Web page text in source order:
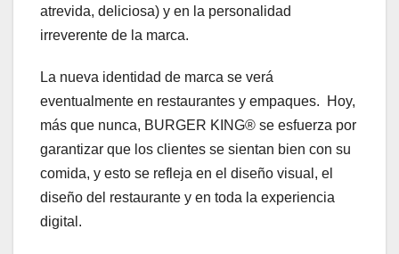
atrevida, deliciosa) y en la personalidad
irreverente de la marca.
La nueva identidad de marca se verá
eventualmente en restaurantes y empaques. Hoy,
más que nunca, BURGER KING® se esfuerza por
garantizar que los clientes se sientan bien con su
comida, y esto se refleja en el diseño visual, el
diseño del restaurante y en toda la experiencia
digital.